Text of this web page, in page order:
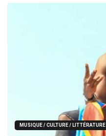
MUSIQUE / CULTURE / LITTÉRATURE